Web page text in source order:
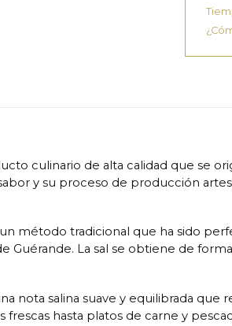
culinario de alta calidad que se
y su proceso de producción
método tradicional que ha sido
Guérande. La sal se obtiene de
nota salina suave y equilibrada
frescas hasta platos de carne y